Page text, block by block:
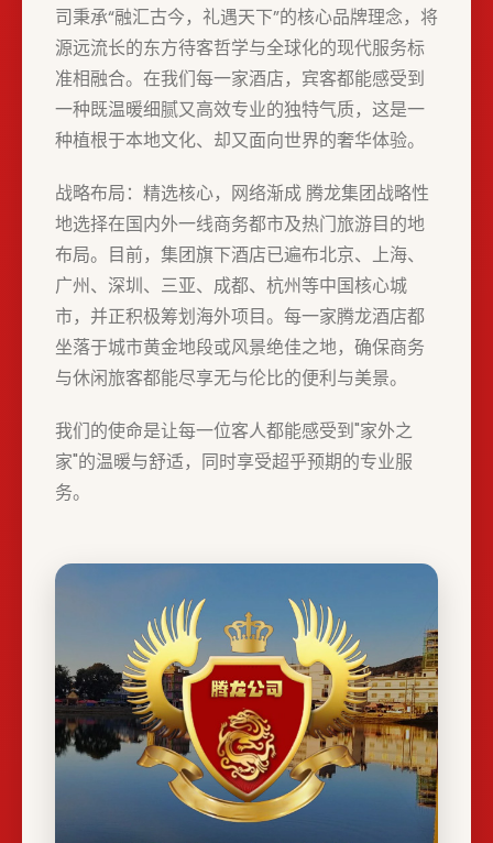
司秉承“融汇古今，礼遇天下”的核心品牌理念，将
源远流长的东方待客哲学与全球化的现代服务标
准相融合。在我们每一家酒店，宾客都能感受到
一种既温暖细腻又高效专业的独特气质，这是一
种植根于本地文化、却又面向世界的奢华体验。
战略布局：精选核心，网络渐成 腾龙集团战略性
地选择在国内外一线商务都市及热门旅游目的地
布局。目前，集团旗下酒店已遍布北京、上海、
广州、深圳、三亚、成都、杭州等中国核心城
市，并正积极筹划海外项目。每一家腾龙酒店都
坐落于城市黄金地段或风景绝佳之地，确保商务
与休闲旅客都能尽享无与伦比的便利与美景。
我们的使命是让每一位客人都能感受到"家外之
家"的温暖与舒适，同时享受超乎预期的专业服
务。